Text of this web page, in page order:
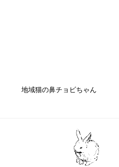
地域猫の鼻チョビちゃん